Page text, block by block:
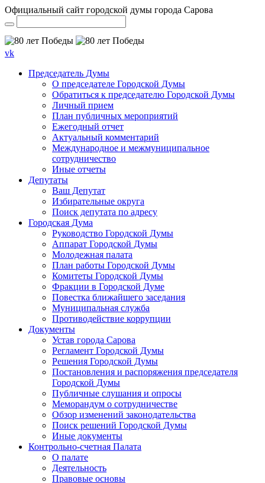
Официальный сайт городской думы города Сарова
vk
Председатель Думы
О председателе Городской Думы
Обратиться к председателю Городской Думы
Личный прием
План публичных мероприятий
Ежегодный отчет
Актуальный комментарий
Международное и межмуниципальное
сотрудничество
Иные отчеты
Депутаты
Ваш Депутат
Избирательные округа
Поиск депутата по адресу
Городская Дума
Руководство Городской Думы
Аппарат Городской Думы
Молодежная палата
План работы Городской Думы
Комитеты Городской Думы
Фракции в Городской Думе
Повестка ближайшего заседания
Муниципальная служба
Противодействие коррупции
Документы
Устав города Сарова
Регламент Городской Думы
Решения Городской Думы
Постановления и распоряжения председателя
Городской Думы
Публичные слушания и опросы
Меморандум о сотрудничестве
Обзор изменений законодательства
Поиск решений Городской Думы
Иные документы
Контрольно-счетная Палата
О палате
Деятельность
Правовые основы